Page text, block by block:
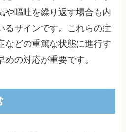
や嘔吐を繰り返す場合も内
るサインです。これらの症
などの重篤な状態に進行す
の対応が重要です。